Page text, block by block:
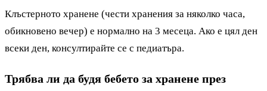
Клъстерното хранене (чести хранения за няколко часа,
обикновено вечер) е нормално на 3 месеца. Ако е цял ден
всеки ден, консултирайте се с педиатъра.
Трябва ли да будя бебето за хранене през